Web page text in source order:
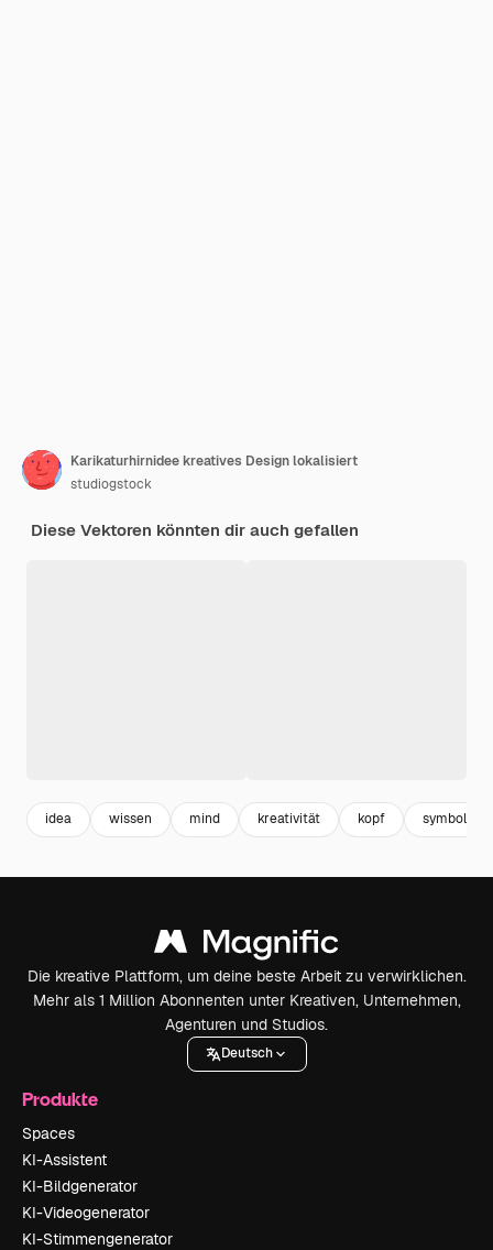
Karikaturhirnidee kreatives Design lokalisiert
studiogstock
Diese Vektoren könnten dir auch gefallen
idea wissen mind kreativität kopf symbole
Die kreative Plattform, um deine beste Arbeit zu verwirklichen.
Mehr als 1 Million Abonnenten unter Kreativen, Unternehmen,
Agenturen und Studios.
Deutsch
Produkte
Spaces
KI-Assistent
KI-Bildgenerator
KI-Videogenerator
KI-Stimmengenerator